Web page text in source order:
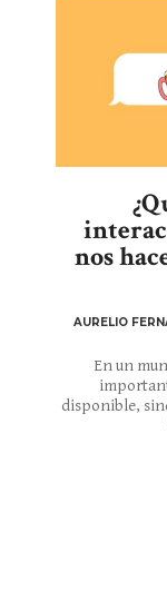
nos
AURELIO
En un
disponible,